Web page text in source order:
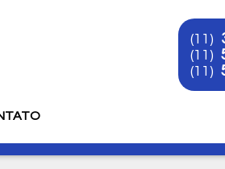
(11)
(11)
(11)